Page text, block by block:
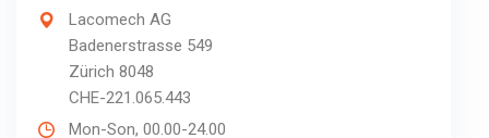
Lacomech AG
Badenerstrasse 549
Zürich 8048
CHE-221.065.443
Mon-Son, 00.00-24.00